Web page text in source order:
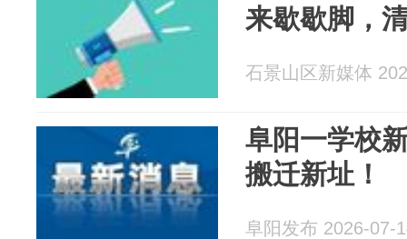
来歇歇脚，
石景山区新媒体
阜阳一学校
搬迁新址！
阜阳发布 2026-07-